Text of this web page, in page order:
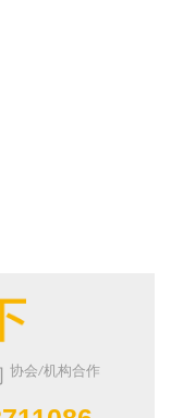
协会/机构合作